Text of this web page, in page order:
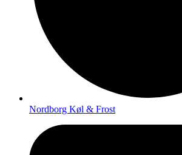
Nordborg Køl & Frost